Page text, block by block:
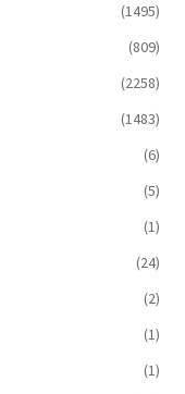
(1495)
(809)
(2258)
(1483)
(6)
(5)
(1)
(24)
(2)
(1)
(1)